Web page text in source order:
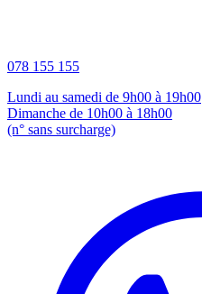
078 155 155
Lundi au samedi de 9h00 à 19h00
Dimanche de 10h00 à 18h00
(n° sans surcharge)